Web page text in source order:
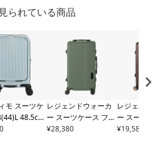
られている商品
モ スーツケ
48.5cm
0910-49 Ol
レジェンドウォーカ
ー スーツケース フレ
ーム 36L 55cm 3.9kg
¥28,380
レジェンド
ー スーツケ
スナー デッ
¥19,580